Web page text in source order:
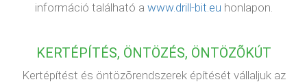
információ található a www.drill-bit.eu honlapon.
KERTÉPÍTÉS, ÖNTÖZÉS, ÖNTÖZÕKÚT
Kertépítést és öntözõrendszerek építését vállaljuk az